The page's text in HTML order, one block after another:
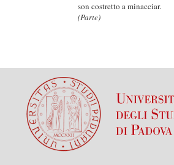
son costretto a minacciar.
(Parte)